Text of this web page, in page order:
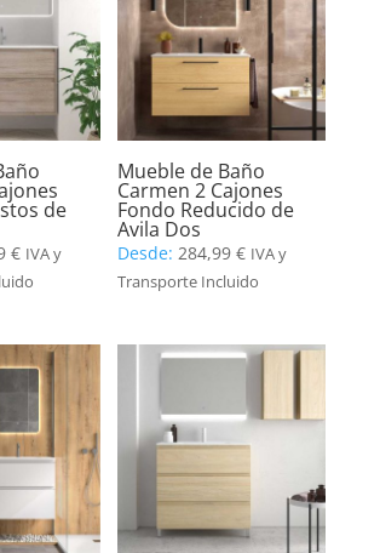
de
€ IVA y
Mueble de Baño
Carmen 2 Cajones
Fondo Reducido de
Avila Dos
Desde:284,99€ IVA y
Transporte Incluido